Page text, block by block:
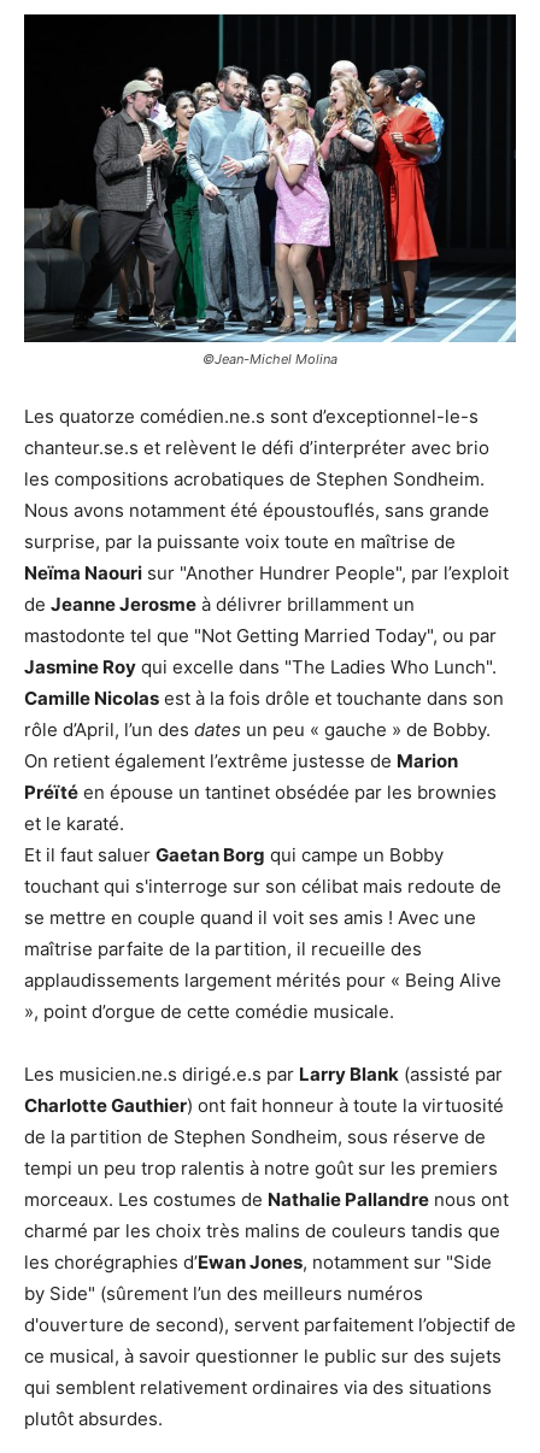
©Jean-Michel Molina
Les quatorze comédien.ne.s sont d’exceptionnel-le-s
chanteur.se.s et relèvent le défi d’interpréter avec brio
les compositions acrobatiques de Stephen Sondheim.
Nous avons notamment été époustouflés, sans grande
surprise, par la puissante voix toute en maîtrise de
Neïma Naouri sur "Another Hundrer People", par l’exploit
de Jeanne Jerosme à délivrer brillamment un
mastodonte tel que "Not Getting Married Today", ou par
Jasmine Roy qui excelle dans "The Ladies Who Lunch".
Camille Nicolas est à la fois drôle et touchante dans son
rôle d’April, l’un des dates un peu « gauche » de Bobby.
On retient également l’extrême justesse de Marion
Préïté en épouse un tantinet obsédée par les brownies
et le karaté.
Et il faut saluer Gaetan Borg qui campe un Bobby
touchant qui s'interroge sur son célibat mais redoute de
se mettre en couple quand il voit ses amis ! Avec une
maîtrise parfaite de la partition, il recueille des
applaudissements largement mérités pour « Being Alive
», point d’orgue de cette comédie musicale.
Les musicien.ne.s dirigé.e.s par Larry Blank (assisté par
Charlotte Gauthier) ont fait honneur à toute la virtuosité
de la partition de Stephen Sondheim, sous réserve de
tempi un peu trop ralentis à notre goût sur les premiers
morceaux. Les costumes de Nathalie Pallandre nous ont
charmé par les choix très malins de couleurs tandis que
les chorégraphies d’Ewan Jones, notamment sur "Side
by Side" (sûrement l’un des meilleurs numéros
d'ouverture de second), servent parfaitement l’objectif de
ce musical, à savoir questionner le public sur des sujets
qui semblent relativement ordinaires via des situations
plutôt absurdes.